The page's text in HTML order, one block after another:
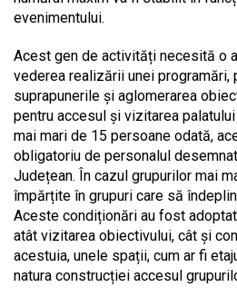
evenimentului.
Acest gen de activități necesită o
vederea realizării unei programări,
suprapunerile și aglomerarea
pentru accesul și vizitarea
mai mari de 15 persoane odată,
obligatoriu de personalul
Județean. În cazul grupurilor mai
împărțite în grupuri care să
Aceste condiționări au fost
atât vizitarea obiectivului, cât și
acestuia, unele spații, cum ar fi
natura construcției accesul